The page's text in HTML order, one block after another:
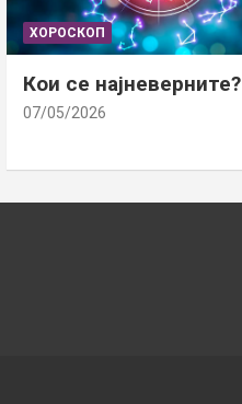
ХОРОСКОП
Кои се најневерните?
07/05/2026